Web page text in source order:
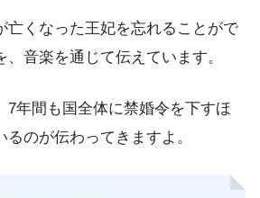
亡くなった王妃を忘れることがで
音楽を通じて伝えています。
7年間も国全体に禁婚令を下すほ
のが伝わってきますよ。